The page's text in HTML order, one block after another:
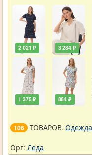
2 021 ₽
1 375 ₽
3 284 ₽
884 ₽
106 ТОВАРОВ. Одежда
Орг: Леда